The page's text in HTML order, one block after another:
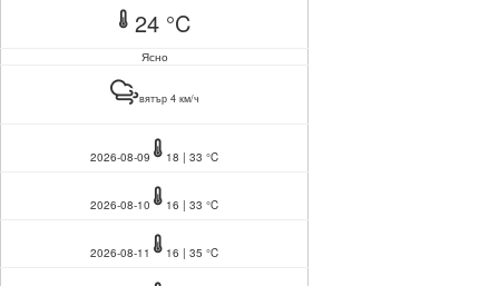
24 °C
Ясно
вятър 4 км/ч
2026-08-09 18 | 33 °C
2026-08-10 16 | 33 °C
2026-08-11 16 | 35 °C